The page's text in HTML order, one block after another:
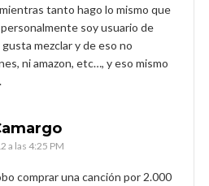
tanto hago lo mismo que
soy usuario de
mezclar y de eso no
ni amazon, etc…, y eso mismo
a las 4:25 PM
comprar una canción por 2.000